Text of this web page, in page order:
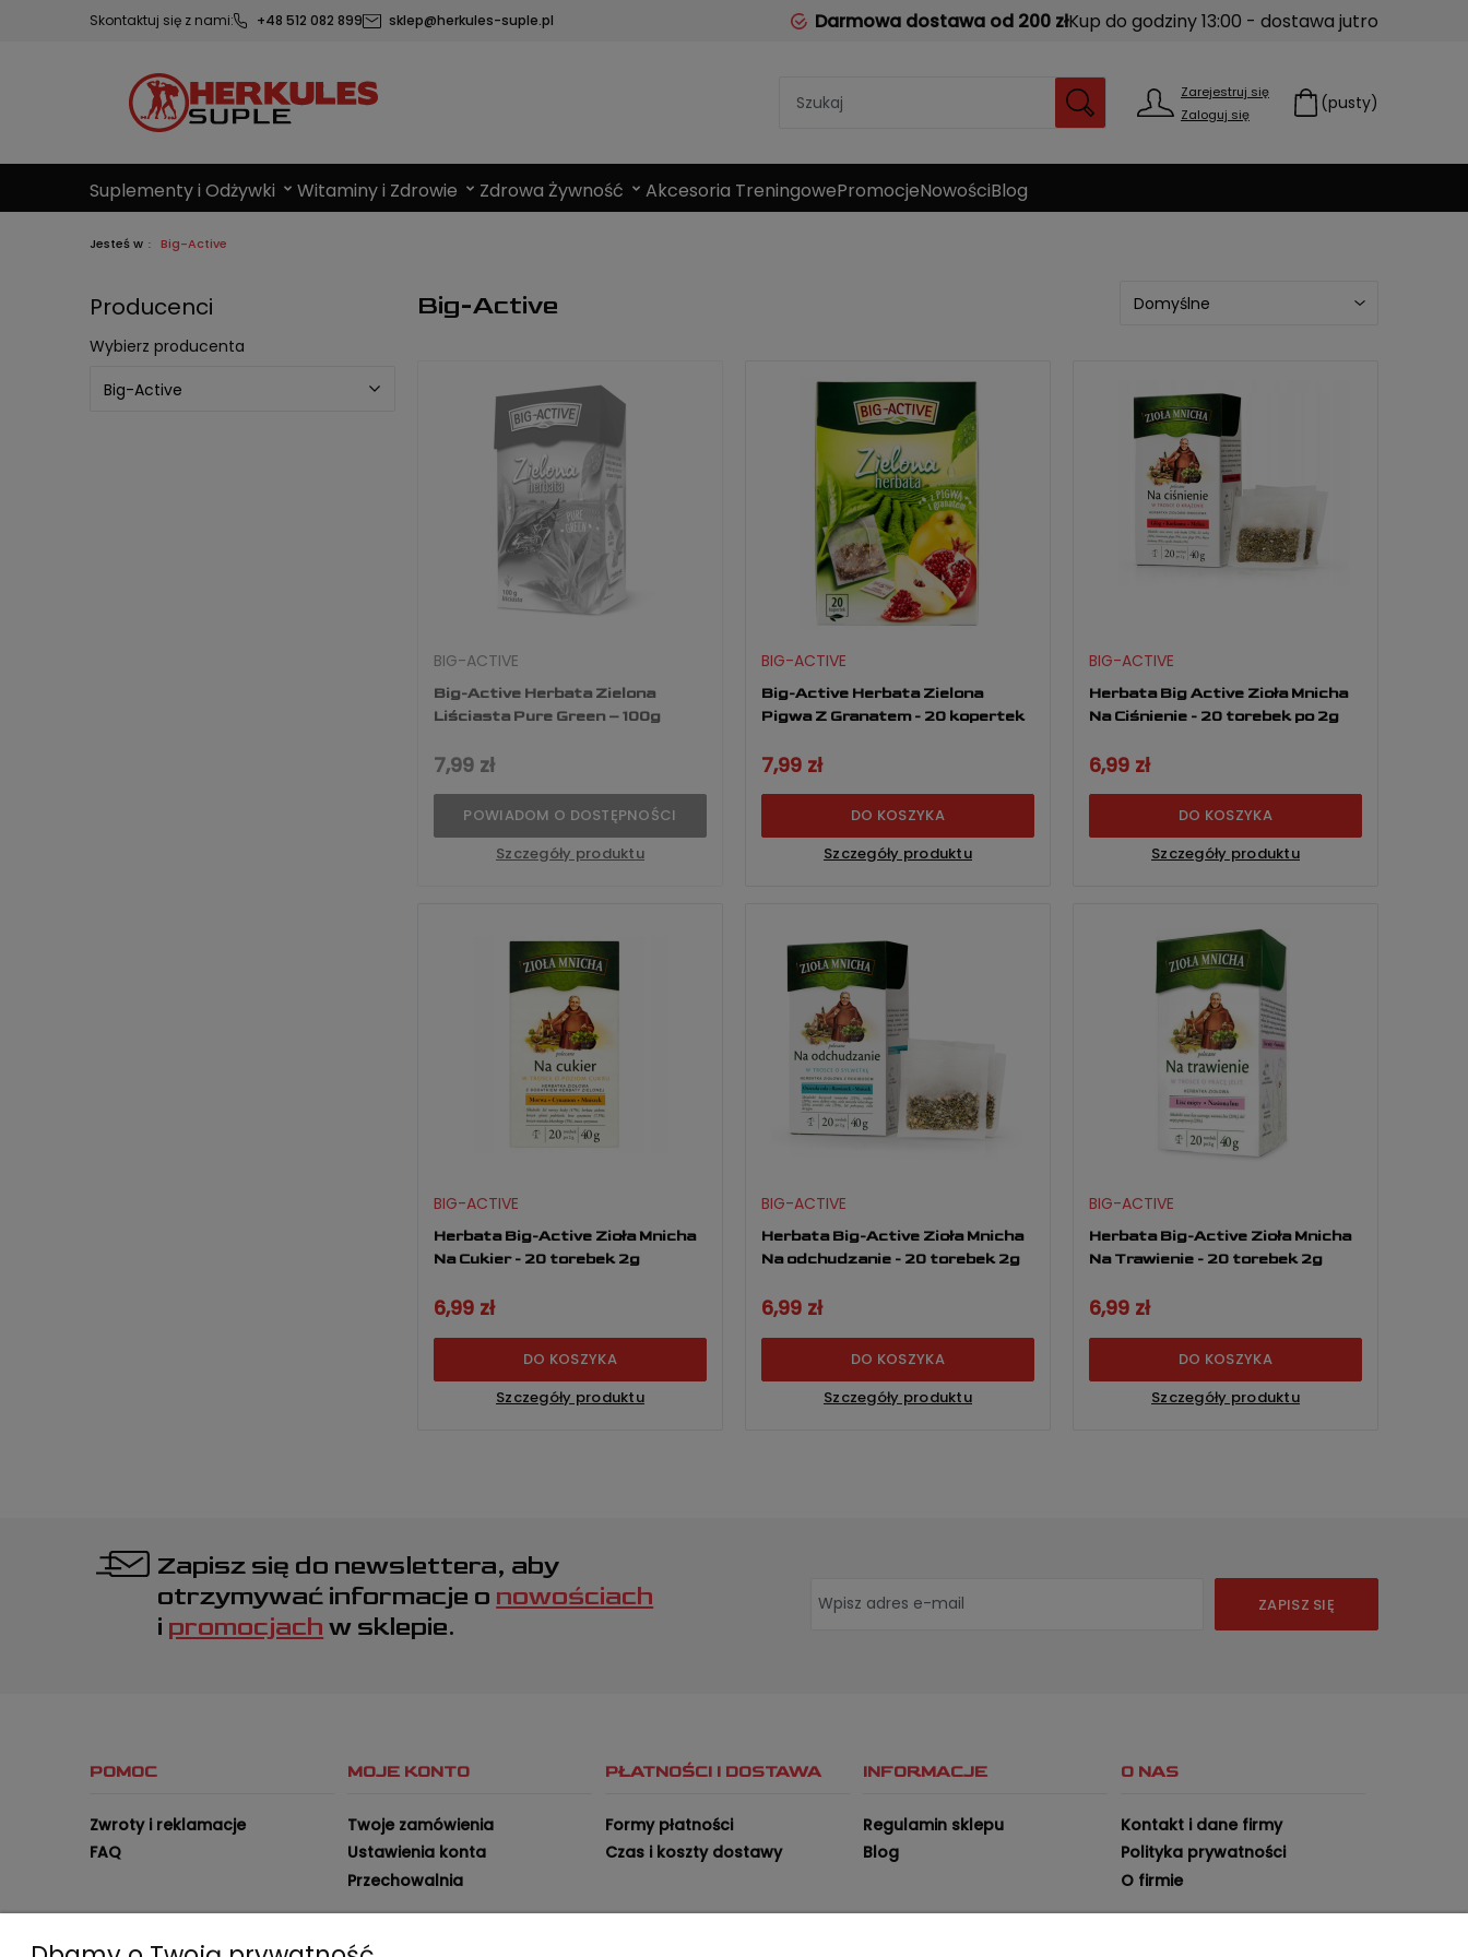
Skontaktuj się z nami: +48 512 082 899 sklep@herkules-suple.pl Darmowa dostawa od 200 złKup do godziny 13:00 - dostawa jutro
(pusty)
Zarejestruj się
Zaloguj się
Suplementy i Odżywki Witaminy i Zdrowie Zdrowa Żywność Akcesoria TreningowePromocjeNowościBlog
Jesteś w Big-Active
Producenci
Wybierz producenta
Big-Active
Big-Active Herbata Zielona
Liściasta Pure Green – 100g
BIG-ACTIVE
7,99 zł
POWIADOM O DOSTĘPNOŚCI
Szczegóły produktu
Big-Active Herbata Zielona
Pigwa Z Granatem - 20 kopertek
BIG-ACTIVE
7,99 zł
DO KOSZYKA
Szczegóły produktu
Herbata Big Active Zioła Mnicha
Na Ciśnienie - 20 torebek po 2g
BIG-ACTIVE
6,99 zł
DO KOSZYKA
Szczegóły produktu
Herbata Big-Active Zioła Mnicha
Na Cukier - 20 torebek 2g
BIG-ACTIVE
6,99 zł
DO KOSZYKA
Szczegóły produktu
Herbata Big-Active Zioła Mnicha
Na odchudzanie - 20 torebek 2g
BIG-ACTIVE
6,99 zł
DO KOSZYKA
Szczegóły produktu
Herbata Big-Active Zioła Mnicha
Na Trawienie - 20 torebek 2g
BIG-ACTIVE
6,99 zł
DO KOSZYKA
Szczegóły produktu
Zapisz się do newslettera, aby
otrzymywać informacje o nowościach
i promocjach w sklepie.
ZAPISZ SIĘ
POMOC
Zwroty i reklamacje
FAQ
MOJE KONTO
Twoje zamówienia
Ustawienia konta
Przechowalnia
PŁATNOŚCI I DOSTAWA
Formy płatności
Czas i koszty dostawy
INFORMACJE
Regulamin sklepu
Blog
O NAS
Kontakt i dane firmy
Polityka prywatności
O firmie